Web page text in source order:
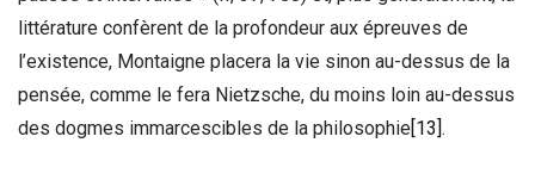
littérature confèrent de la profondeur aux épreuves de
l’existence, Montaigne placera la vie sinon au-dessus de la
pensée, comme le fera Nietzsche, du moins loin au-dessus
des dogmes immarcescibles de la philosophie [13] .